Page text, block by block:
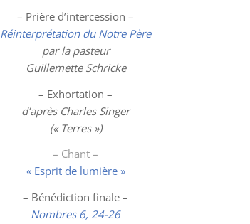
– Prière d’intercession –
Réinterprétation du Notre Père
par la pasteur
Guillemette Schricke
– Exhortation –
d’après Charles Singer
(« Terres »)
– Chant –
« Esprit de lumière »
– Bénédiction finale –
Nombres 6, 24-26